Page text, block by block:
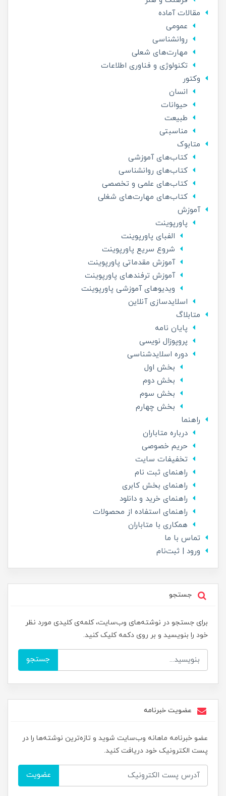
مقالات آماده
عمومی
روانشناسی
مهارت‌های شعلی
تکنولوژی و فناوری اطلاعات
وکتور
انسان
حیوانات
طبیعت
مناسبتی
متابوک
کتاب‌های آموزشی
کتاب‌های روانشناسی
کتاب‌‌های علمی و تخصصی
کتاب‌های مهارت‌های شغلی
آموزش
پاورپوینت
الفبای پاورپوینت
شروع سریع پاورپوینت
آموزش مقدماتی پاورپوینت
آموزش ترفندهای پاورپوینت
ویدیوهای آموزشی پاورپوینت
اسلاید‌سازی آنلاین
متابلاگ
پایان نامه
پروپوزال نویسی
دوره اسلایدشناسی
بخش اول
بخش دوم
بخش سوم
بخش چهارم
راهنما
درباره متاباران
حریم خصوصی
تخفیفات سایت
راهنمای ثبت نام
راهنمای بخش کابری
راهنمای خرید و دانلود
راهنمای استفاده از محصولات
همکاری با متاباران
تماس با ما
ورود | ثبت‌نام
جستجو
برای جستجو در نوشته‌های وب‌سایت، کلمه‌ی کلیدی مورد نظر
خود را بنویسید و بر روی دکمه کلیک کنید.
جستجو
عضویت خبرنامه
عضو خبرنامه ماهانه وب‌سایت شوید و تازه‌ترین نوشته‌ها را در
پست الکترونیک خود دریافت کنید.
عضویت